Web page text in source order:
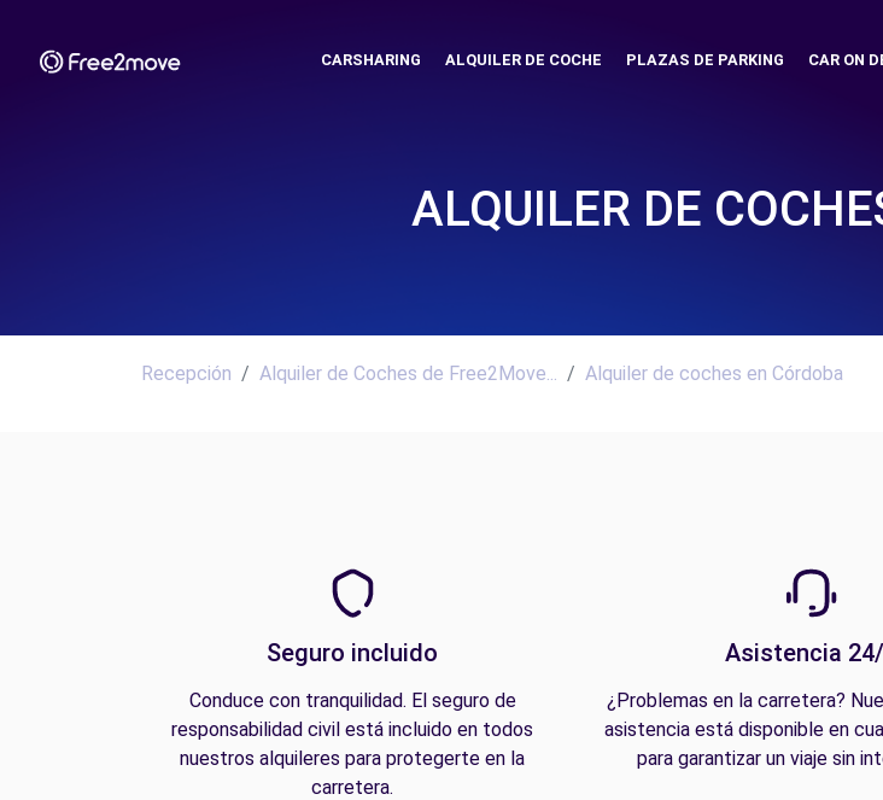
CARSHARING ALQUILER DE COCHE PLAZAS DE PARKING CAR ON
ALQUILER DE
Recepción Alquiler de Coches de Free2Move... Alquiler de coches en Córdoba
Seguro incluido
Conduce con tranquilidad. El seguro de
responsabilidad civil está incluido en todos
nuestros alquileres para protegerte en la
carretera.
Asistencia
¿Problemas en la carretera?
asistencia está disponible en
para garantizar un viaje sin